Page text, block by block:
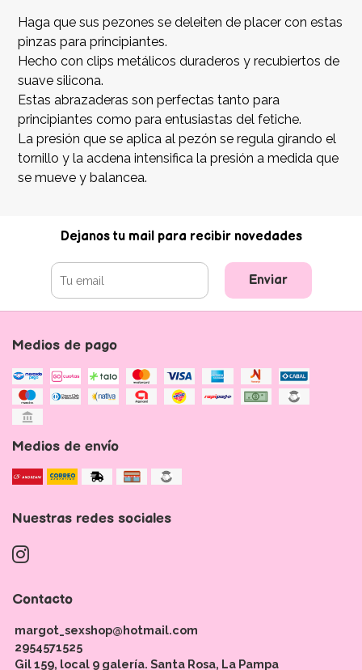
Haga que sus pezones se deleiten de placer con estas
pinzas para principiantes.
Hecho con clips metálicos duraderos y recubiertos de
suave silicona.
Estas abrazaderas son perfectas tanto para
principiantes como para entusiastas del fetiche.
La presión que se aplica al pezón se regula girando el
tornillo y la acdena intensifica la presión a medida que
se mueve y balancea.
Dejanos tu mail para recibir novedades
Enviar
Medios de pago
Medios de envío
Nuestras redes sociales
Contacto
margot_sexshop@hotmail.com
2954571525
Gil 159, local 9 galería. Santa Rosa, La Pampa